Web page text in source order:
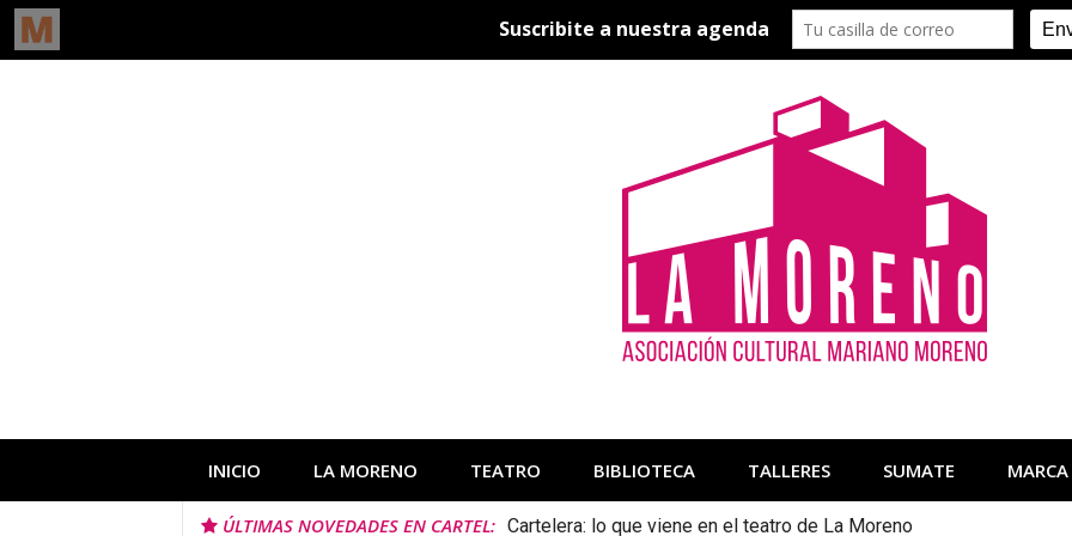
INICIO LA MORENO TEATRO BIBLIOTECA TALLERES SUMATE MARCA
ÚLTIMAS NOVEDADES EN CARTEL: Cartelera: lo que viene en el teatro de La Moreno